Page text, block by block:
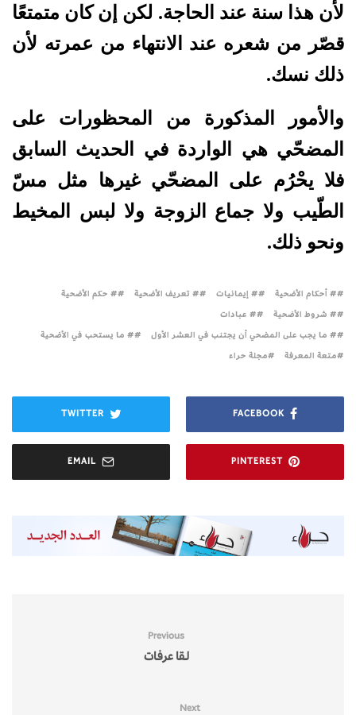
لأن هذا سنة عند الحاجة. لكن إن كان متمتعًا
قصّر من شعره عند الانتهاء من عمرته لأن
ذلك نسك.
والأمور المذكورة من المحظورات على
المضحّي هي الواردة في الحديث السابق
فلا يحْرُم على المضحّي غيرها مثل مسّ
الطّيب ولا جماع الزوجة ولا لبس المخيط
ونحو ذلك.
# أحكام الأضحية # إيمانيات # تعريف الأضحية
# حكم الأضحية
# شروط الأضحية
# عبادات
# ما يجب على المضحي أن يجتنب في العشر الأول
# ما يستحب في الأضحية
متعة المعرفة
مجلة حراء
FACEBOOK
TWITTER
PINTEREST
EMAIL
Previous
لــقا عرفـات
Next